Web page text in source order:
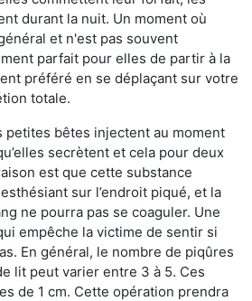
durant la nuit. Un moment où
et n'est pas souvent
parfait pour elles de partir à la
préféré en se déplaçant sur votre
totale.
petites bêtes injectent au moment
secrètent et cela pour deux
est que cette substance
sur l’endroit piqué, et la
ne pourra pas se coaguler. Une
empêche la victime de sentir si
En général, le nombre de piqûres
lit peut varier entre 3 à 5. Ces
de 1 cm. Cette opération prendra